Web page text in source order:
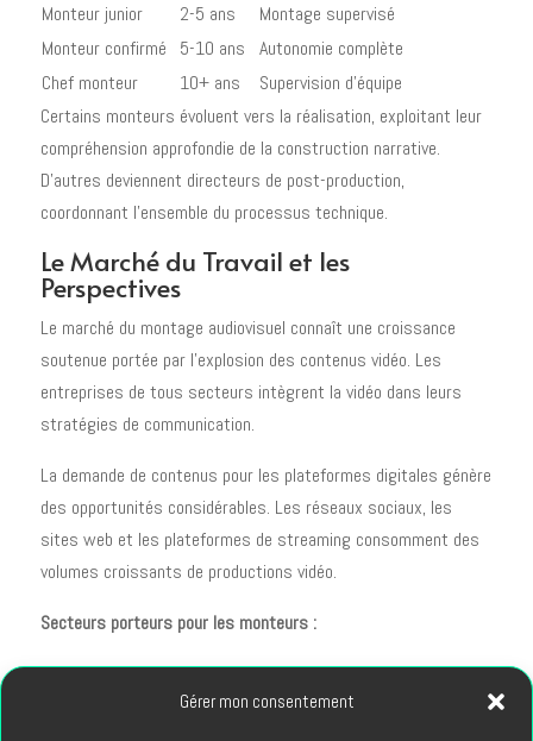
Gérer mon consentement
Monteur junior
2-5 ans
Montage supervisé
Monteur confirmé
5-10 ans
Autonomie complète
Chef monteur
10+ ans
Supervision d'équipe
Certains monteurs évoluent vers la réalisation, exploitant leur
compréhension approfondie de la construction narrative.
D'autres deviennent directeurs de post-production,
coordonnant l'ensemble du processus technique.
Le Marché du Travail et les
Perspectives
Le marché du montage audiovisuel connaît une croissance
soutenue portée par l'explosion des contenus vidéo. Les
entreprises de tous secteurs intègrent la vidéo dans leurs
stratégies de communication.
La demande de contenus pour les plateformes digitales génère
des opportunités considérables. Les réseaux sociaux, les
sites web et les plateformes de streaming consomment des
volumes croissants de productions vidéo.
Secteurs porteurs pour les monteurs :
Agences de publicité et marketing digital
Agences de production audiovisuelle comme